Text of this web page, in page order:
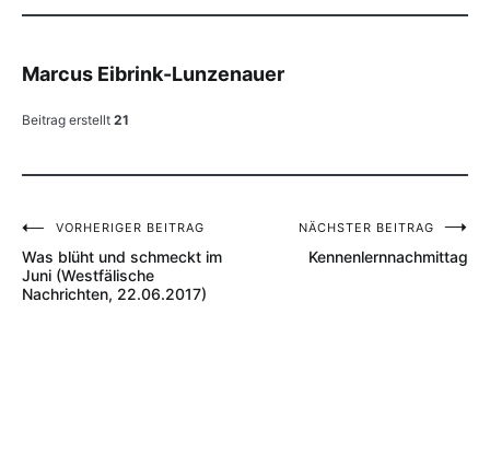
Marcus Eibrink-Lunzenauer
Beitrag erstellt 21
Beitragsnavigation
VORHERIGER BEITRAG
Was blüht und schmeckt im
Juni (Westfälische
Nachrichten, 22.06.2017)
NÄCHSTER BEITRAG
Kennenlernnachmittag